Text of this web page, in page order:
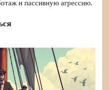
и пассивную агрессию.